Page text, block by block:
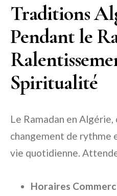
Traditions
Pendant le
Spiritualité
Le Ramadan en Algérie,
changement de rythme
vie quotidienne.
Horaires